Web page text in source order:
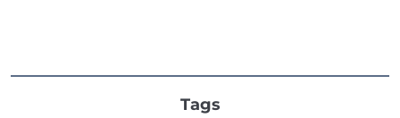
Tags